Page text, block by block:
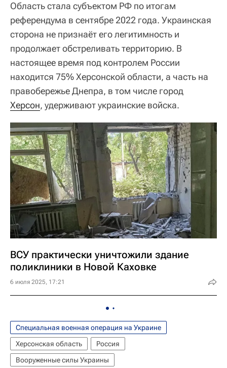
Область стала субъектом РФ по итогам
референдума в сентябре 2022 года. Украинская
сторона не признаёт его легитимность и
продолжает обстреливать территорию. В
настоящее время под контролем России
находится 75% Херсонской области, а часть на
правобережье Днепра, в том числе город
Херсон, удерживают украинские войска.
ВСУ практически уничтожили здание
поликлиники в Новой Каховке
6 июля 2025, 17:21
Специальная военная операция на Украине
Херсонская область
Россия
Вооруженные силы Украины